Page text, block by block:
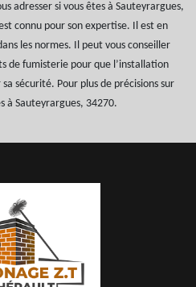
adresser si vous êtes à Sauteyrargues,
connu pour son expertise. Il est en
les normes. Il peut vous conseiller
de fumisterie pour que l’installation
sécurité. Pour plus de précisions sur
à Sauteyrargues, 34270.